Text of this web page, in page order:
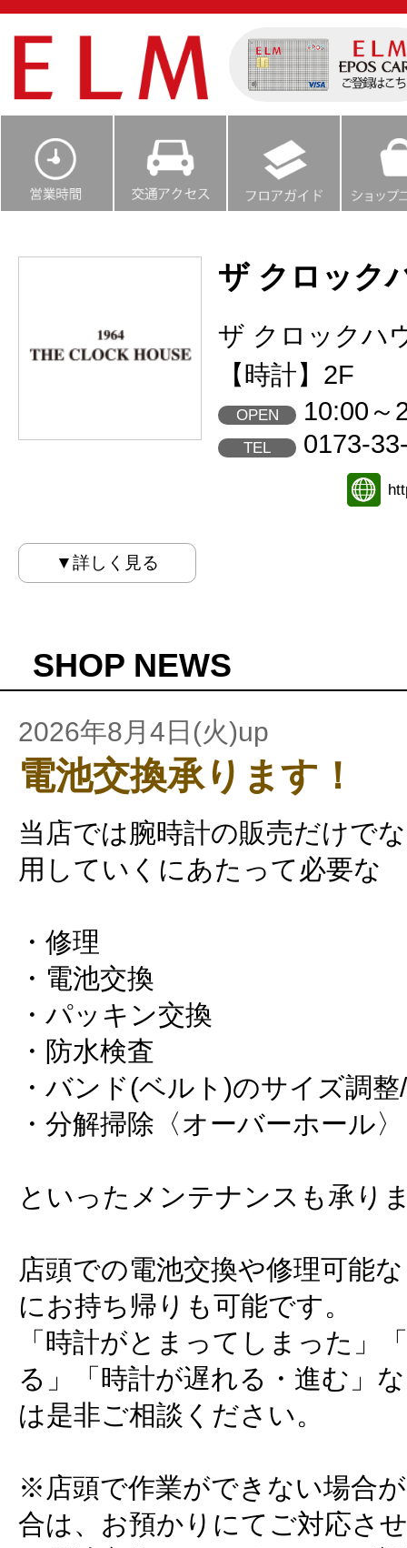
ザ クロック
ザ クロックハ
【時計】2F
OPEN 10:00～
TEL 0173-
▼詳しく見る
SHOP NEWS
2026年8月4日(火)up
電池交換承ります！
当店では腕時計の販売だけで
用していくにあたって必要な
・修理
・電池交換
・パッキン交換
・防水検査
・バンド(ベルト)のサイズ調整
・分解掃除〈オーバーホール〉
といったメンテナンスも承り
店頭での電池交換や修理可能
にお持ち帰りも可能です。
「時計がとまってしまった」
る」「時計が遅れる・進む」
は是非ご相談ください。
※店頭で作業ができない場合
合は、お預かりにてご対応さ